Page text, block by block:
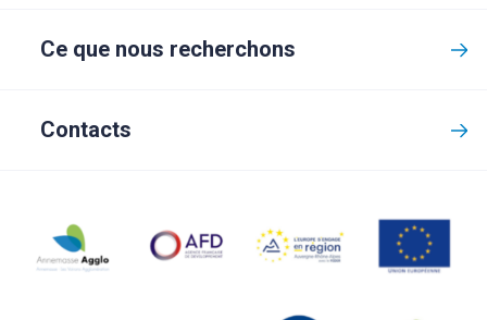
Ce que nous recherchons
Contacts